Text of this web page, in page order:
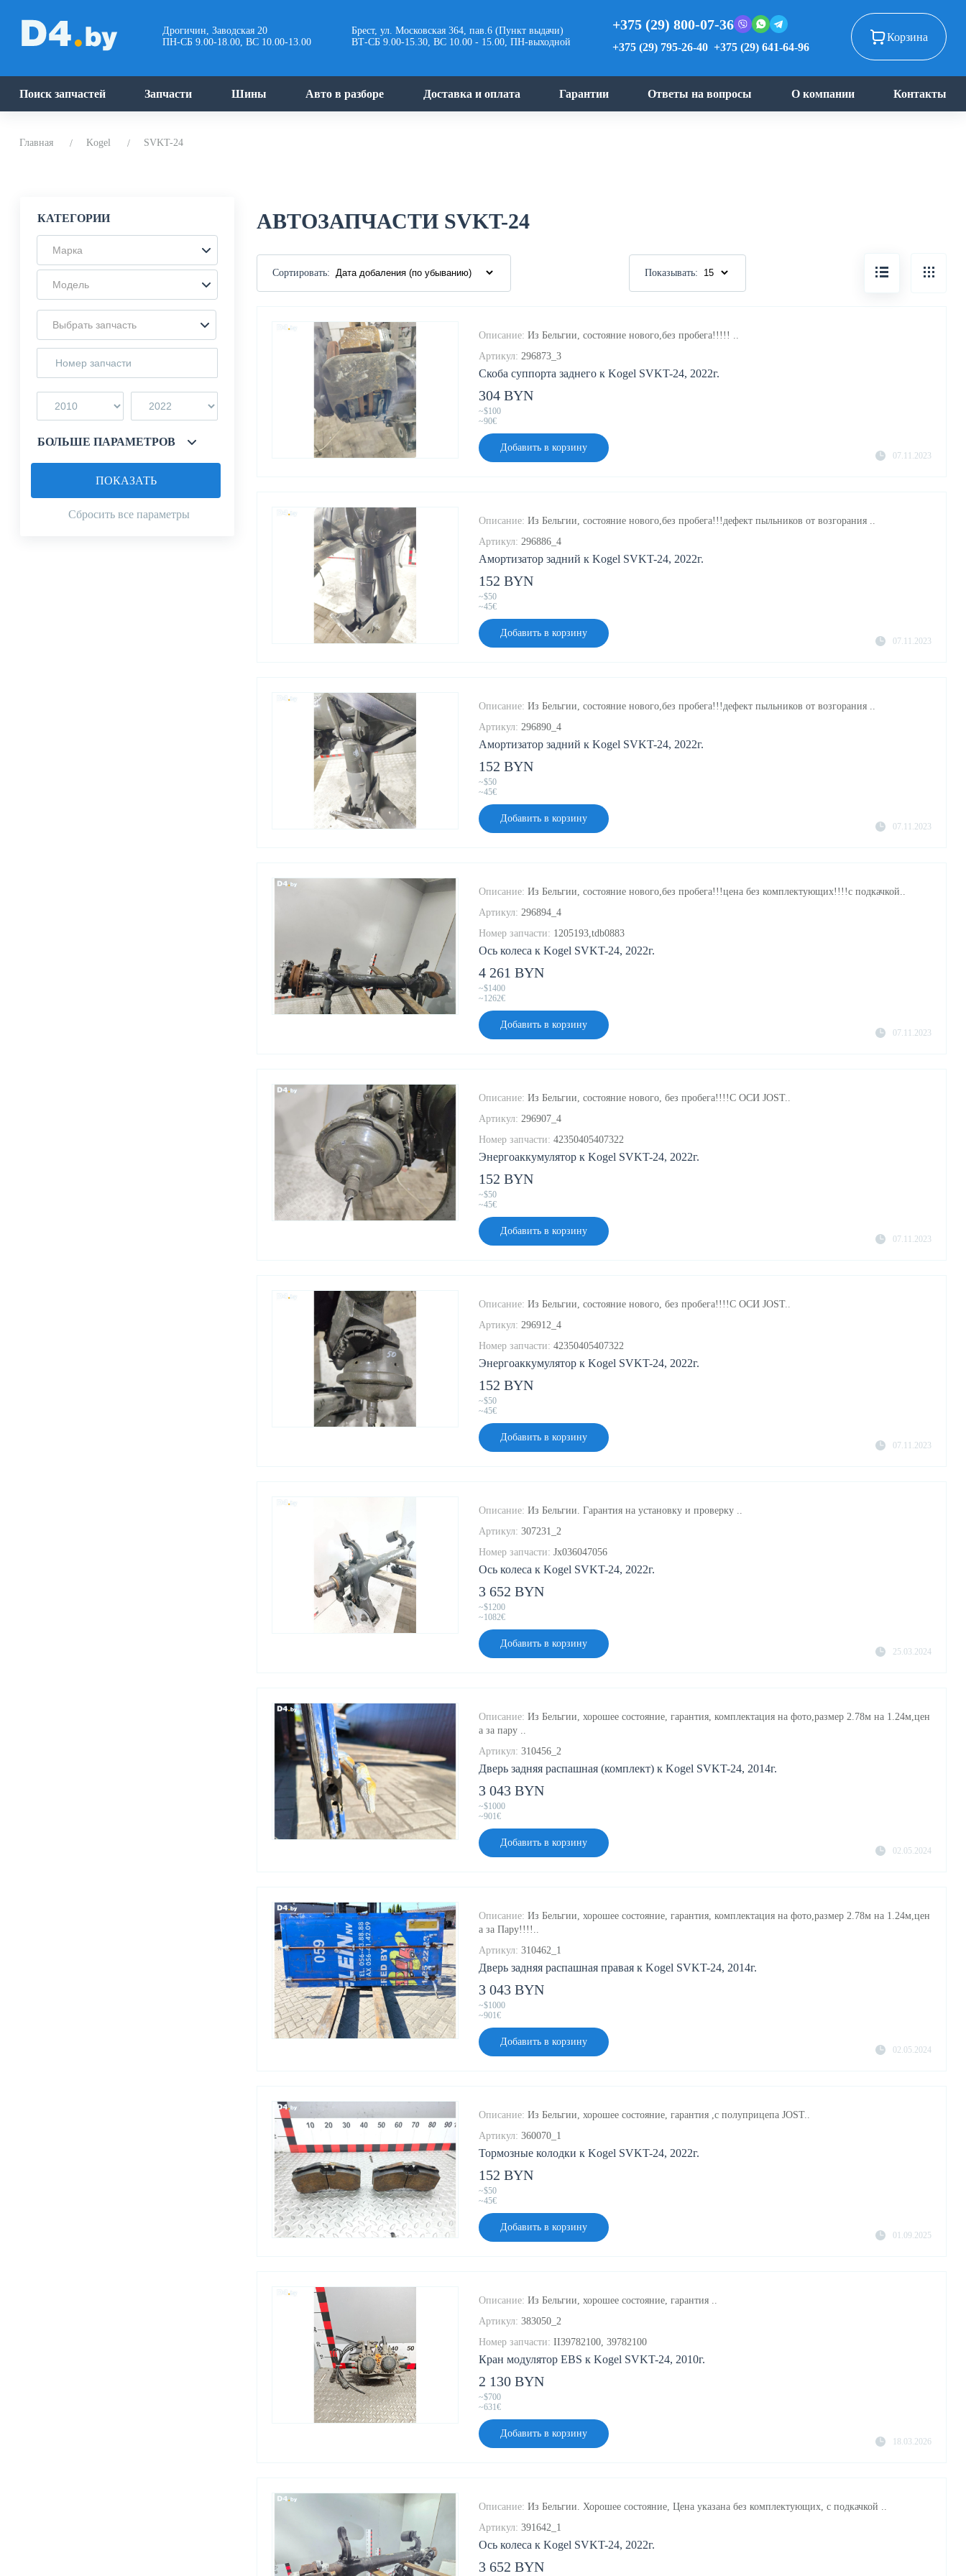
Дрогичин, Заводская 20
ПН-СБ 9.00-18.00, ВС 10.00-13.00
Брест, ул. Московская 364, пав.6 (Пункт выдачи)
ВТ-СБ 9.00-15.30, ВС 10.00 - 15.00, ПН-выходной
+375 (29) 800-07-36
+375 (29) 795-26-40 +375 (29) 641-64-96
Корзина
Поиск запчастей Запчасти Шины Авто в разборе Доставка и оплата Гарантии Ответы на вопросы О компании Контакты
Главная Kogel SVKT-24
КАТЕГОРИИ
Марка
Модель
Выбрать запчасть
БОЛЬШЕ ПАРАМЕТРОВ
Сбросить все параметры
ПОКАЗАТЬ
АВТОЗАПЧАСТИ SVKT-24
Сортировать: Показывать:
Скоба суппорта заднего к Kogel SVKT-24, 2022г.
Описание: Из Бельгии, состояние нового,без пробега!!!!! ..
Артикул: 296873_3
07.11.2023
304 BYN
~$100
~90€
Добавить в корзину
Амортизатор задний к Kogel SVKT-24, 2022г.
Описание: Из Бельгии, состояние нового,без пробега!!!дефект пыльников от возгорания ..
Артикул: 296886_4
07.11.2023
152 BYN
~$50
~45€
Добавить в корзину
Амортизатор задний к Kogel SVKT-24, 2022г.
Описание: Из Бельгии, состояние нового,без пробега!!!дефект пыльников от возгорания ..
Артикул: 296890_4
07.11.2023
152 BYN
~$50
~45€
Добавить в корзину
Ось колеса к Kogel SVKT-24, 2022г.
Описание: Из Бельгии, состояние нового,без пробега!!!цена без комплектующих!!!!с подкачкой..
Артикул: 296894_4
Номер запчасти: 1205193,tdb0883
07.11.2023
4 261 BYN
~$1400
~1262€
Добавить в корзину
Энергоаккумулятор к Kogel SVKT-24, 2022г.
Описание: Из Бельгии, состояние нового, без пробега!!!!С ОСИ JOST..
Артикул: 296907_4
Номер запчасти: 42350405407322
07.11.2023
152 BYN
~$50
~45€
Добавить в корзину
Энергоаккумулятор к Kogel SVKT-24, 2022г.
Описание: Из Бельгии, состояние нового, без пробега!!!!С ОСИ JOST..
Артикул: 296912_4
Номер запчасти: 42350405407322
07.11.2023
152 BYN
~$50
~45€
Добавить в корзину
Ось колеса к Kogel SVKT-24, 2022г.
Описание: Из Бельгии. Гарантия на установку и проверку ..
Артикул: 307231_2
Номер запчасти: Jx036047056
25.03.2024
3 652 BYN
~$1200
~1082€
Добавить в корзину
Дверь задняя распашная (комплект) к Kogel SVKT-24, 2014г.
Описание: Из Бельгии, хорошее состояние, гарантия, комплектация на фото,размер 2.78м на 1.24м,цен
а за пару ..
Артикул: 310456_2
02.05.2024
3 043 BYN
~$1000
~901€
Добавить в корзину
Дверь задняя распашная правая к Kogel SVKT-24, 2014г.
Описание: Из Бельгии, хорошее состояние, гарантия, комплектация на фото,размер 2.78м на 1.24м,цен
а за Пару!!!!..
Артикул: 310462_1
02.05.2024
3 043 BYN
~$1000
~901€
Добавить в корзину
Тормозные колодки к Kogel SVKT-24, 2022г.
Описание: Из Бельгии, хорошее состояние, гарантия ,с полуприцепа JOST..
Артикул: 360070_1
01.09.2025
152 BYN
~$50
~45€
Добавить в корзину
Кран модулятор EBS к Kogel SVKT-24, 2010г.
Описание: Из Бельгии, хорошее состояние, гарантия ..
Артикул: 383050_2
Номер запчасти: II39782100, 39782100
18.03.2026
2 130 BYN
~$700
~631€
Добавить в корзину
Ось колеса к Kogel SVKT-24, 2022г.
Описание: Из Бельгии. Хорошее состояние, Цена указана без комплектующих, с подкачкой ..
Артикул: 391642_1
3 652 BYN